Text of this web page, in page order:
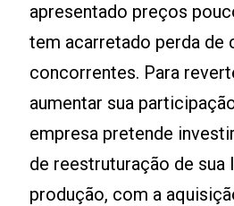
apresentado preços
tem acarretado perda de
concorrentes. Para
aumentar sua
empresa pretende
de reestruturação de sua
produção, com a